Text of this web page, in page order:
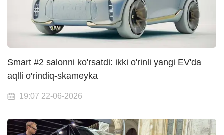
Smart #2 salonni ko'rsatdi: ikki o'rinli yangi EV'da
aqlli o'rindiq-skameyka
19:07 22-06-2026